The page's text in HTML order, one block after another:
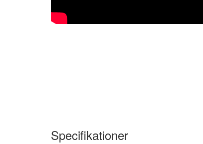
Specifikationer